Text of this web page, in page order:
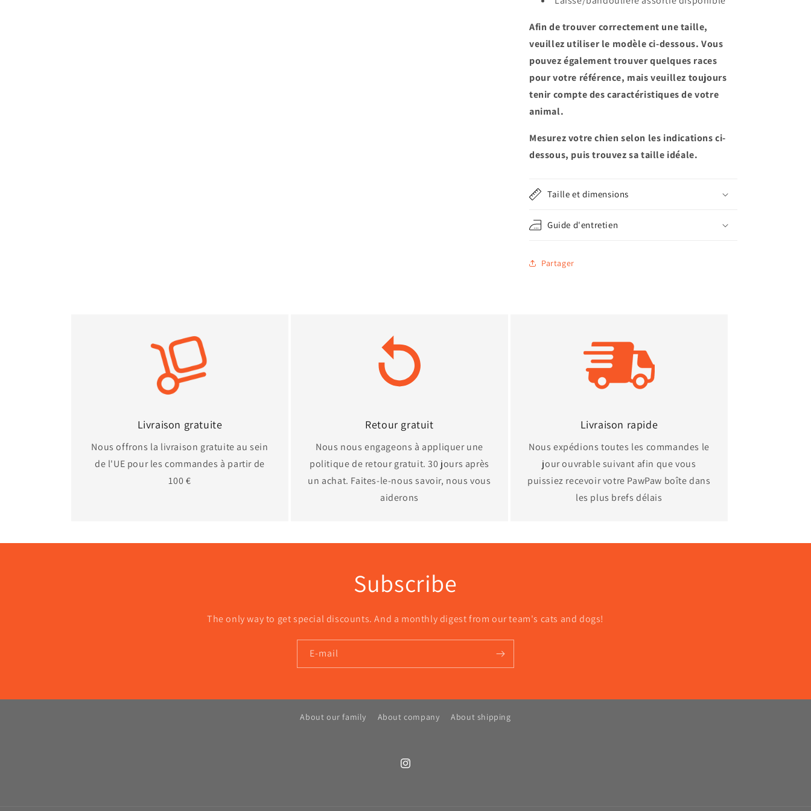
Afin de trouver correctement une taille,
veuillez utiliser le modèle ci-dessous. Vous
pouvez également trouver quelques races
pour votre référence, mais veuillez toujours
tenir compte des caractéristiques de votre
animal.
Mesurez votre chien selon les indications ci-
dessous, puis trouvez sa taille idéale.
Taille et dimensions
Guide d'entretien
Partager
Livraison gratuite
Nous offrons la livraison gratuite au sein
de l'UE pour les commandes à partir de
100 €
Retour gratuit
Nous nous engageons à appliquer une
politique de retour gratuit. 30 jours après
un achat. Faites-le-nous savoir, nous vous
aiderons
Livraison rapide
Nous expédions toutes les commandes le
jour ouvrable suivant afin que vous
puissiez recevoir votre PawPaw boîte dans
les plus brefs délais
Subscribe
The only way to get special discounts. And a monthly digest from our team's cats and dogs!
E-mail
About our family About company About shipping
Instagram